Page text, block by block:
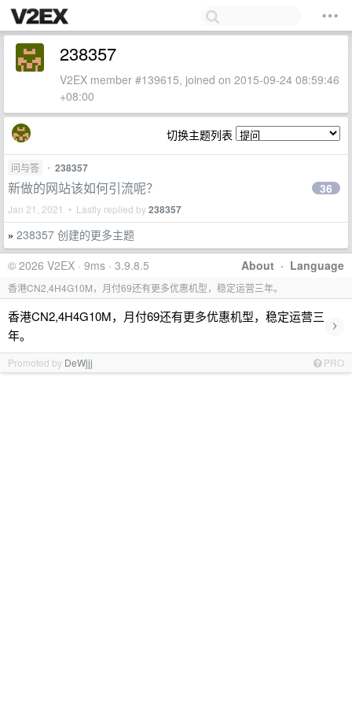
238357
V2EX member #139615, joined on 2015-09-24 08:59:46
+08:00
切换主题列表
问与答 • 238357
新做的网站该如何引流呢？
Jan 21, 2021 • Lastly replied by238357
36
» 238357 创建的更多主题
About · Language
© 2026 V2EX · 9ms · 3.9.8.5
香港CN2,4H4G10M，月付69还有更多优惠机型，稳定运营三年。
香港CN2,4H4G10M，月付69还有更多优惠机型，稳定运营三
年。
›
Promoted by DeWjjj PRO